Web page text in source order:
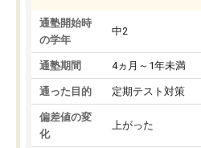
通塾開始時
の学年
中2
通塾期間 4ヵ月～1年未満
通った目的 定期テスト対策
偏差値の変
化
上がった